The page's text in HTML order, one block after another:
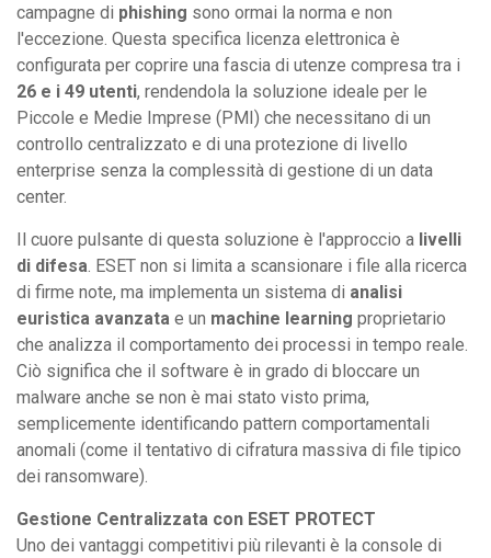
campagne di phishing sono ormai la norma e non
l'eccezione. Questa specifica licenza elettronica è
configurata per coprire una fascia di utenze compresa tra i
26 e i 49 utenti, rendendola la soluzione ideale per le
Piccole e Medie Imprese (PMI) che necessitano di un
controllo centralizzato e di una protezione di livello
enterprise senza la complessità di gestione di un data
center.
Il cuore pulsante di questa soluzione è l'approccio a livelli
di difesa. ESET non si limita a scansionare i file alla ricerca
di firme note, ma implementa un sistema di analisi
euristica avanzata e un machine learning proprietario
che analizza il comportamento dei processi in tempo reale.
Ciò significa che il software è in grado di bloccare un
malware anche se non è mai stato visto prima,
semplicemente identificando pattern comportamentali
anomali (come il tentativo di cifratura massiva di file tipico
dei ransomware).
Gestione Centralizzata con ESET PROTECT
Uno dei vantaggi competitivi più rilevanti è la console di